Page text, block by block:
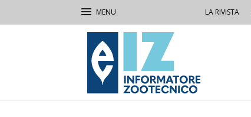
LA RIVISTA
IZ
Informatore
Zootecnico